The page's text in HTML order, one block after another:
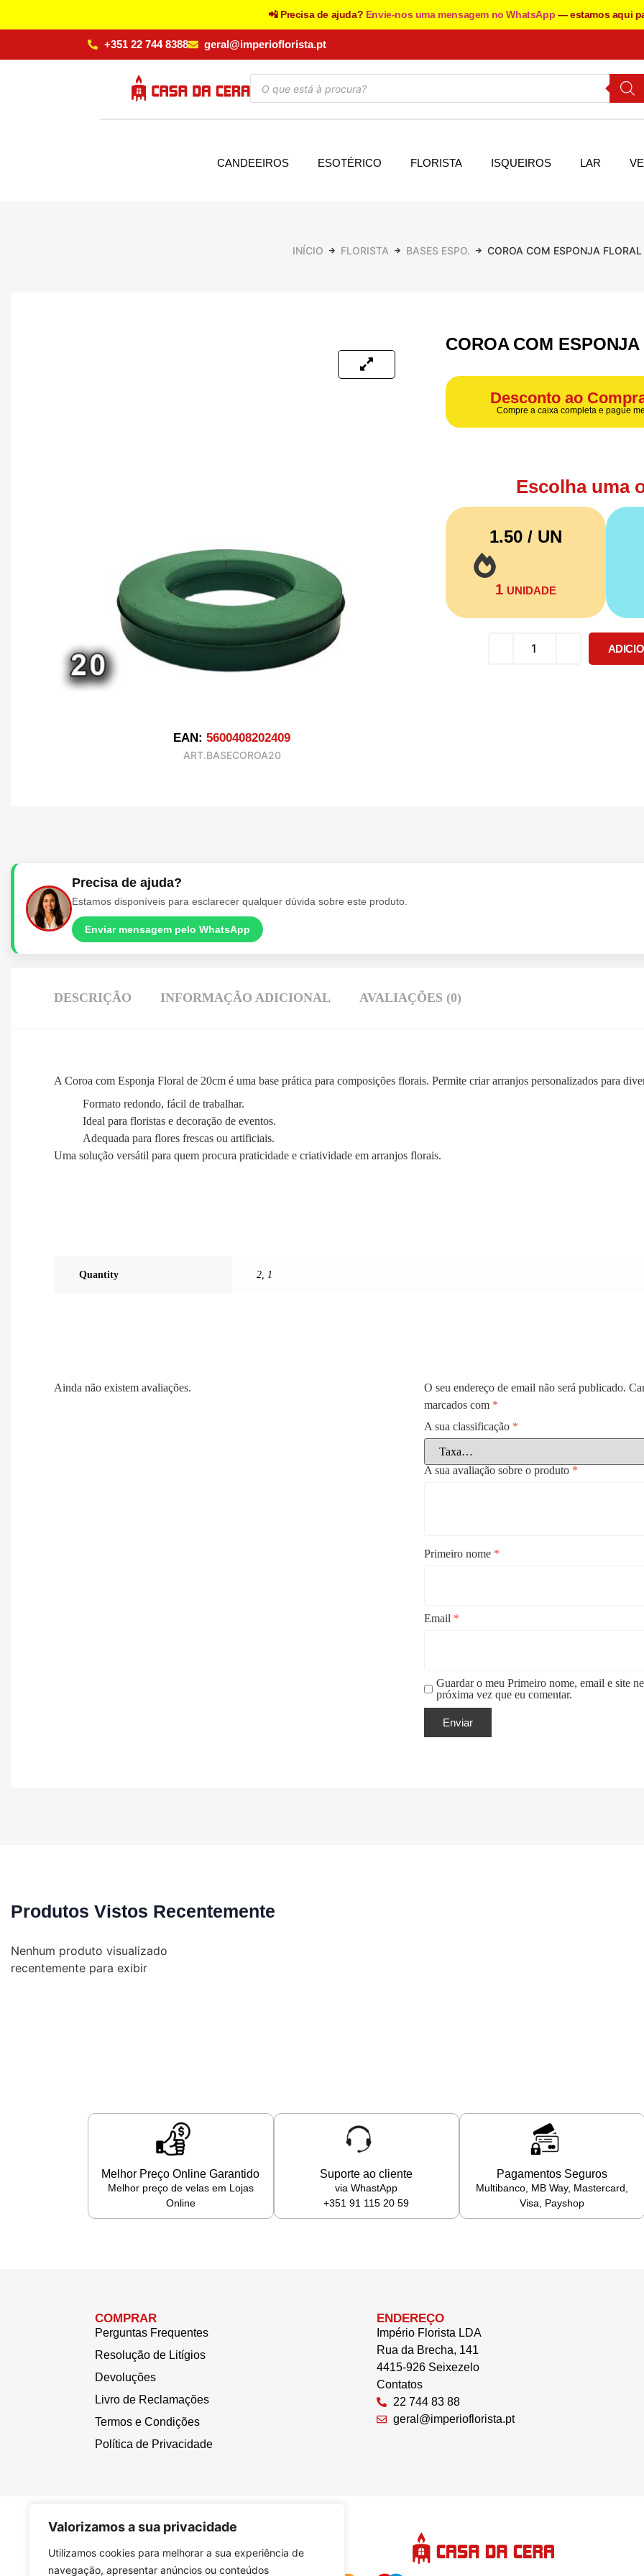
Valorizamos a sua privacidade
Utilizamos cookies para melhorar a sua experiência de
navegação, apresentar anúncios ou conteúdos
📲 Precisa de ajuda? Envie-nos uma mensagem no WhatsApp — estamos aqui
+351 22 744 8388 geral@imperioflorista.pt
CANDEEIROS ESOTÉRICO FLORISTA ISQUEIROS LAR
INÍCIO FLORISTA BASES ESPO. COROA COM ESPONJA
EAN: 5600408202409
ART.BASECOROA20
COROA COM
Desconto ao
Compre a caixa completa e pague
Escolha uma
1.50 / UN
1 UNIDADE
Precisa de ajuda?
Estamos disponíveis para esclarecer qualquer dúvida sobre este produto.
Enviar mensagem pelo WhatsApp
DESCRIÇÃO INFORMAÇÃO ADICIONAL AVALIAÇÕES (0)
A Coroa com Esponja Floral de 20cm é uma base prática para composições florais. Permite criar arranjos personalizados para
Formato redondo, fácil de trabalhar.
Ideal para floristas e decoração de eventos.
Adequada para flores frescas ou artificiais.
Uma solução versátil para quem procura praticidade e criatividade em arranjos florais.
Quantity 2 1
Ainda não existem avaliações. O seu endereço de email não será publicado.
marcados com *
A sua classificação *
A sua avaliação sobre o produto *
Primeiro nome *
Email *
Guardar o meu Primeiro nome, email e site
próxima vez que eu comentar.
Produtos Vistos Recentemente
Nenhum produto visualizado
recentemente para exibir
Melhor Preço Online Garantido
Melhor preço de velas em Lojas
Online
Suporte ao cliente
via WhastApp
+351 91 115 20 59
Pagamentos Seguros
Multibanco, MB Way, Mastercard,
Visa, Payshop
COMPRAR
Perguntas Frequentes
Resolução de Litígios
Devoluções
Livro de Reclamações
Termos e Condições
Política de Privacidade
ENDEREÇO
Império Florista LDA
Rua da Brecha, 141
4415-926 Seixezelo
Contatos
22 744 83 88
geral@imperioflorista.pt